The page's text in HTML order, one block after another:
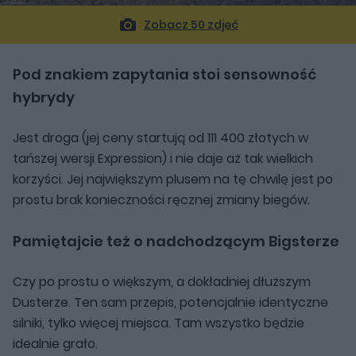
Zobacz 50 zdjęć
Pod znakiem zapytania stoi sensowność
hybrydy
Jest droga (jej ceny startują od 111 400 złotych w
tańszej wersji Expression) i nie daje aż tak wielkich
korzyści. Jej największym plusem na tę chwilę jest po
prostu brak konieczności ręcznej zmiany biegów.
Pamiętajcie też o nadchodzącym Bigsterze
Czy po prostu o większym, a dokładniej dłuższym
Dusterze. Ten sam przepis, potencjalnie identyczne
silniki, tylko więcej miejsca. Tam wszystko będzie
idealnie grało.